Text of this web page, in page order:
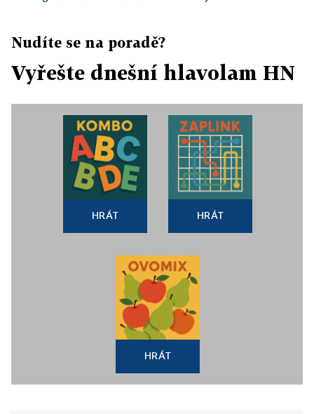
Nudíte se na poradě?
Vyřešte dnešní hlavolam HN
HRÁT HRÁT
HRÁT